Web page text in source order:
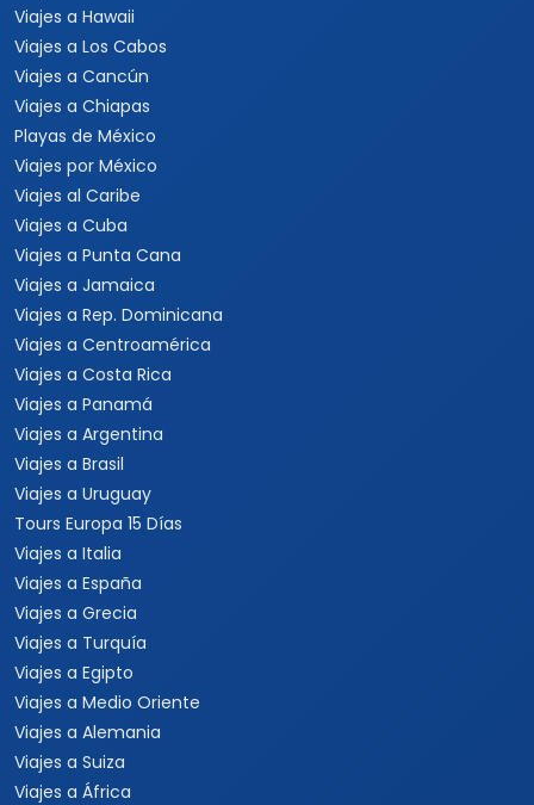
Viajes a Hawaii
Viajes a Los Cabos
Viajes a Cancún
Viajes a Chiapas
Playas de México
Viajes por México
Viajes al Caribe
Viajes a Cuba
Viajes a Punta Cana
Viajes a Jamaica
Viajes a Rep. Dominicana
Viajes a Centroamérica
Viajes a Costa Rica
Viajes a Panamá
Viajes a Argentina
Viajes a Brasil
Viajes a Uruguay
Tours Europa 15 Días
Viajes a Italia
Viajes a España
Viajes a Grecia
Viajes a Turquía
Viajes a Egipto
Viajes a Medio Oriente
Viajes a Alemania
Viajes a Suiza
Viajes a África